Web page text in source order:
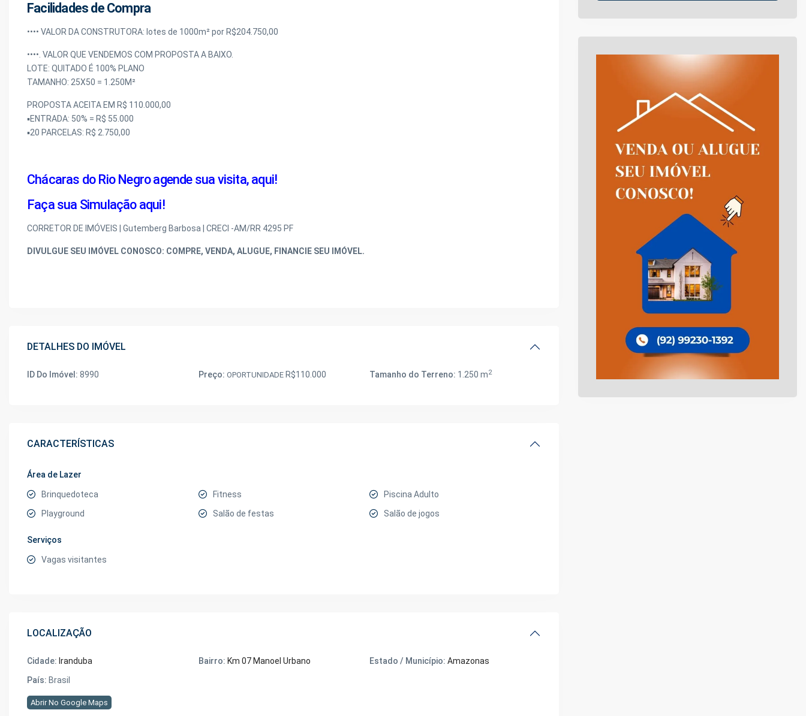
Facilidades de Compra
•••• VALOR DA CONSTRUTORA: lotes de 1000m² por R$204.750,00
••••. VALOR QUE VENDEMOS COM PROPOSTA A BAIXO.
LOTE: QUITADO É 100% PLANO
TAMANHO: 25X50 = 1.250M²
PROPOSTA ACEITA EM R$ 110.000,00
▪️ENTRADA: 50% = R$ 55.000
▪️20 PARCELAS: R$ 2.750,00
Chácaras do Rio Negro agende sua visita, aqui!
Faça sua Simulação aqui!
CORRETOR DE IMÓVEIS | Gutemberg Barbosa | CRECI -AM/RR 4295 PF
DIVULGUE SEU IMÓVEL CONOSCO: COMPRE, VENDA, ALUGUE, FINANCIE SEU IMÓVEL.
DETALHES DO IMÓVEL
ID Do Imóvel: 8990 Preço: OPORTUNIDADER$110.000 Tamanho do Terreno: 1.250 m2
CARACTERÍSTICAS
Área de Lazer
Brinquedoteca Fitness
Piscina Adulto
Playground
Salão de festas Salão de jogos
Serviços
Vagas visitantes
LOCALIZAÇÃO
Cidade: Iranduba Bairro: Km 07 Manoel Urbano Estado / Município: Amazonas
País: Brasil
Abrir No Google Maps